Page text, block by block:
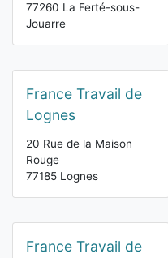
77260 La Ferté-sous-
Jouarre
France Travail de
Lognes
20 Rue de la Maison
Rouge
77185 Lognes
France Travail de